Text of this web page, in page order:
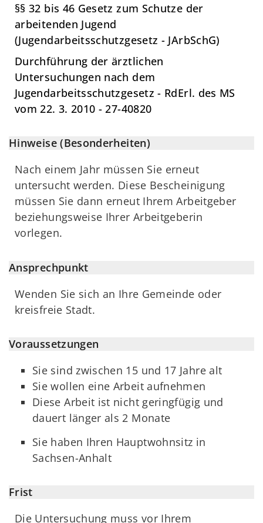
§§ 32 bis 46 Gesetz zum Schutze der
arbeitenden Jugend
(Jugendarbeitsschutzgesetz - JArbSchG)
Durchführung der ärztlichen
Untersuchungen nach dem
Jugendarbeitsschutzgesetz - RdErl. des MS
vom 22. 3. 2010 - 27-40820
Hinweise (Besonderheiten)
Nach einem Jahr müssen Sie erneut
untersucht werden. Diese Bescheinigung
müssen Sie dann erneut Ihrem Arbeitgeber
beziehungsweise Ihrer Arbeitgeberin
vorlegen.
Ansprechpunkt
Wenden Sie sich an Ihre Gemeinde oder
kreisfreie Stadt.
Voraussetzungen
Sie sind zwischen 15 und 17 Jahre alt
Sie wollen eine Arbeit aufnehmen
Diese Arbeit ist nicht geringfügig und
dauert länger als 2 Monate
Sie haben Ihren Hauptwohnsitz in
Sachsen-Anhalt
Frist
Die Untersuchung muss vor Ihrem